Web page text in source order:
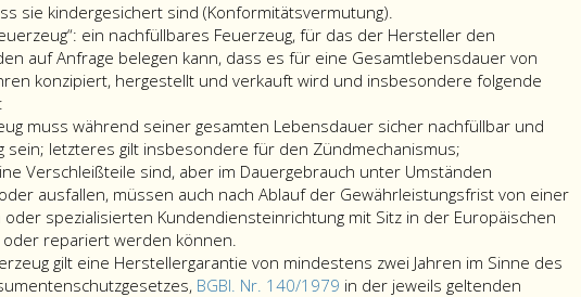
sie kindergesichert sind (Konformitätsvermutung).
ein nachfüllbares Feuerzeug, für das der Hersteller den
auf Anfrage belegen kann, dass es für eine Gesamtlebensdauer von
konzipiert, hergestellt und verkauft wird und insbesondere folgende
muss während seiner gesamten Lebensdauer sicher nachfüllbar und
sein; letzteres gilt insbesondere für den Zündmechanismus;
Verschleißteile sind, aber im Dauergebrauch unter Umständen
ausfallen, müssen auch nach Ablauf der Gewährleistungsfrist von einer
oder spezialisierten Kundendiensteinrichtung mit Sitz in der Europäischen
repariert werden können.
gilt eine Herstellergarantie von mindestens zwei Jahren im Sinne des
BGBl. Nr. 140/1979 in der jeweils geltenden